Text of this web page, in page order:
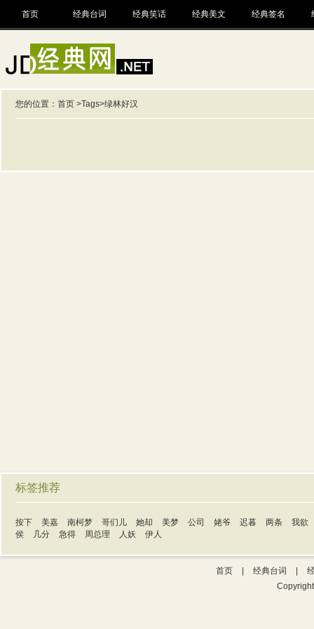
首页 经典台词 经典笑话 经典美文 经典签名
您的位置： 首页 >Tags>绿林好汉
标签推荐
按下 美嘉 南柯梦 哥们儿 她却 美梦 公司 姥爷 迟暮 两条
我欲
侯
几分 急得 周总理 人妖 伊人
首页 经典台词